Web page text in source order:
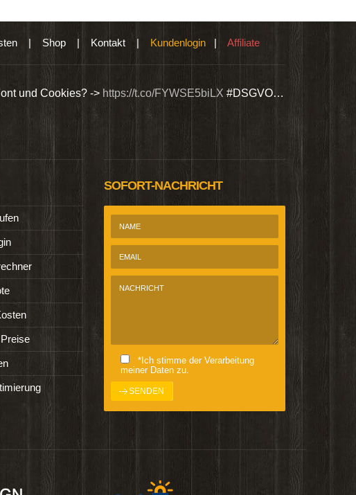
| Shop| Kontakt| Kundenlogin| Affiliate
und Cookies? -> https://t.co/FYWSE5biLX #DSGVO…
Wir bieten
SOFORT-NACHRICHT
*Ich stimme der Verarbeitung
meiner Daten zu.